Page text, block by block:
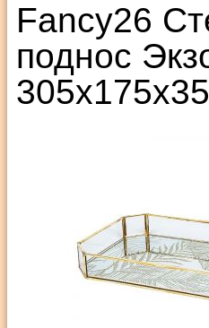
Fancy26
поднос
305х175х35